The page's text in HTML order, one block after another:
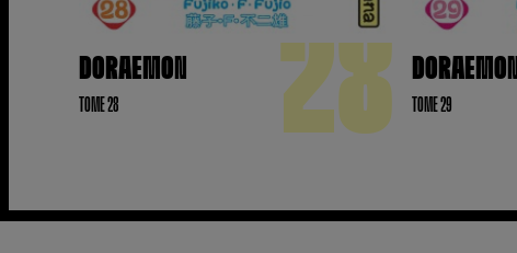
DORAEMON
TOME 28 28 DORAEMON
TOME 29